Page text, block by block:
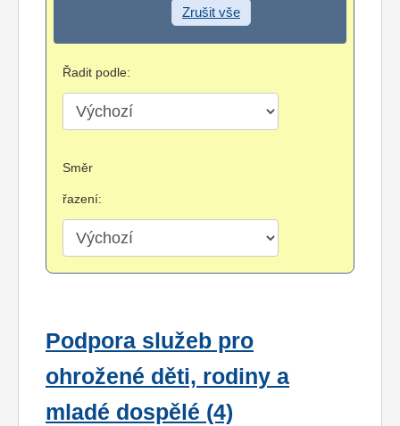
Zrušit vše
Řadit podle:
Směr
řazení:
Podpora služeb pro
ohrožené děti, rodiny a
mladé dospělé (4)